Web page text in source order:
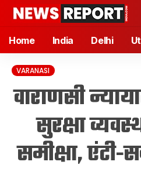
Home India Delhi
VARANASI
वाराणसी
सुरक्षा
समीक्षा, एंटी-